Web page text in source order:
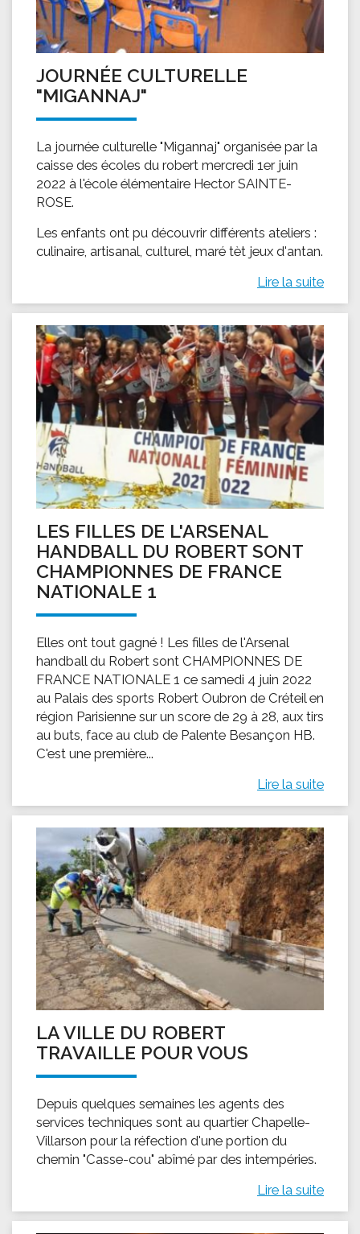
JOURNÉE CULTURELLE
"MIGANNAJ"
La journée culturelle "Migannaj" organisée par la
caisse des écoles du robert mercredi 1er juin
2022 à l'école élémentaire Hector SAINTE-
ROSE.
Les enfants ont pu découvrir différents ateliers :
culinaire, artisanal, culturel, maré tèt jeux d'antan.
Lire la suite
LES FILLES DE L'ARSENAL
HANDBALL DU ROBERT SONT
CHAMPIONNES DE FRANCE
NATIONALE 1
Elles ont tout gagné ! Les filles de l'Arsenal
handball du Robert sont CHAMPIONNES DE
FRANCE NATIONALE 1 ce samedi 4 juin 2022
au Palais des sports Robert Oubron de Créteil en
région Parisienne sur un score de 29 à 28, aux tirs
au buts, face au club de Palente Besançon HB.
C'est une première...
Lire la suite
LA VILLE DU ROBERT
TRAVAILLE POUR VOUS
Depuis quelques semaines les agents des
services techniques sont au quartier Chapelle-
Villarson pour la réfection d'une portion du
chemin "Casse-cou" abîmé par des intempéries.
Lire la suite